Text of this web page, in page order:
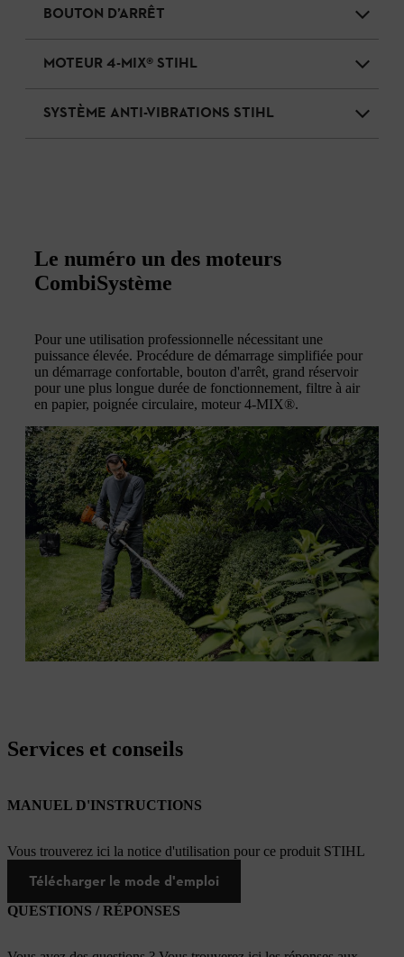
BOUTON D’ARRÊT
MOTEUR 4-MIX® STIHL
SYSTÈME ANTI-VIBRATIONS STIHL
Le numéro un des moteurs
CombiSystème
Pour une utilisation professionnelle nécessitant une
puissance élevée. Procédure de démarrage simplifiée pour
un démarrage confortable, bouton d'arrêt, grand réservoir
pour une plus longue durée de fonctionnement, filtre à air
en papier, poignée circulaire, moteur 4-MIX®.
Services et conseils
MANUEL D'INSTRUCTIONS
Vous trouverez ici la notice d'utilisation pour ce produit STIHL
Télécharger le mode d'emploi
QUESTIONS / RÉPONSES